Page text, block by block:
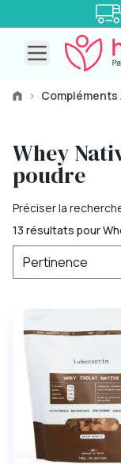
Open main
›
Whey
poudre
Préciser la
13 résultats pour